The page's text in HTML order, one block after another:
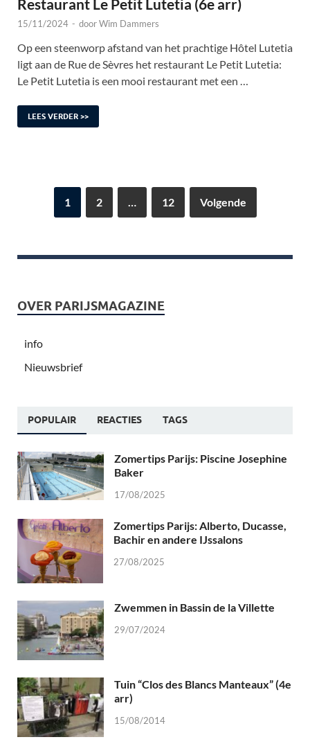
Restaurant Le Petit Lutetia (6e arr)
15/11/2024 - doorWim Dammers
Op een steenworp afstand van het prachtige Hôtel Lutetia
ligt aan de Rue de Sèvres het restaurant Le Petit Lutetia:
Le Petit Lutetia is een mooi restaurant met een …
LEES VERDER >>
1 2 … 12 Volgende
OVER PARIJSMAGAZINE
info
Nieuwsbrief
POPULAIR REACTIES TAGS
Zomertips Parijs: Piscine Josephine
Baker
17/08/2025
Zomertips Parijs: Alberto, Ducasse,
Bachir en andere IJssalons
27/08/2025
Zwemmen in Bassin de la Villette
29/07/2024
Tuin “Clos des Blancs Manteaux” (4e
arr)
15/08/2014